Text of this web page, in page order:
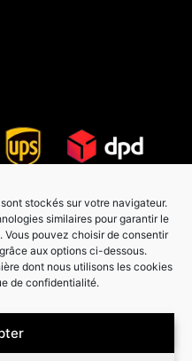
stockés sur votre navigateur.
similaires pour garantir le
pouvez choisir de consentir
aux options ci-dessous.
dont nous utilisons les cookies
de confidentialité.